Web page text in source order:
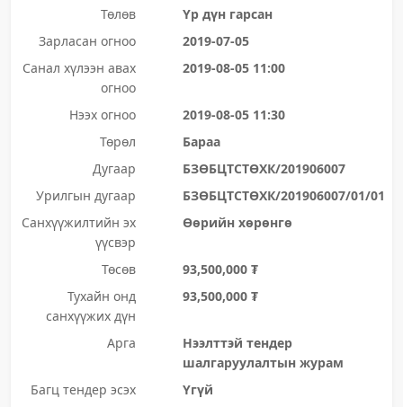
Төлөв
Үр дүн гарсан
Зарласан огноо
2019-07-05
Санал хүлээн авах
огноо
2019-08-05 11:00
Нээх огноо
2019-08-05 11:30
Төрөл
Бараа
Дугаар
БЗӨБЦТСТӨХК/201906007
Урилгын дугаар
БЗӨБЦТСТӨХК/201906007/01/01
Санхүүжилтийн эх
үүсвэр
Өөрийн хөрөнгө
Төсөв
93,500,000 ₮
Тухайн онд
санхүүжих дүн
93,500,000 ₮
Арга
Нээлттэй тендер
шалгаруулалтын журам
Багц тендер эсэх
Үгүй